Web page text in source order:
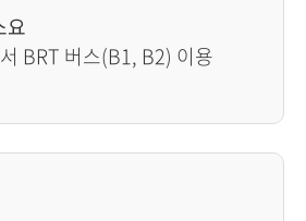
요
BRT 버스(B1, B2) 이용